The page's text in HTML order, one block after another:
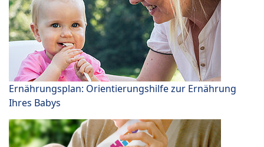
Ernährungsplan: Orientierungshilfe zur Ernährung
Ihres Babys